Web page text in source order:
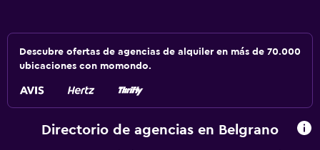
Descubre ofertas de agencias de alquiler en más de 70.000
ubicaciones con momondo.
Directorio de agencias en Belgrano